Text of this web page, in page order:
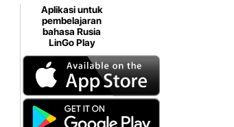
Aplikasi untuk
pembelajaran
bahasa Rusia
LinGo Play